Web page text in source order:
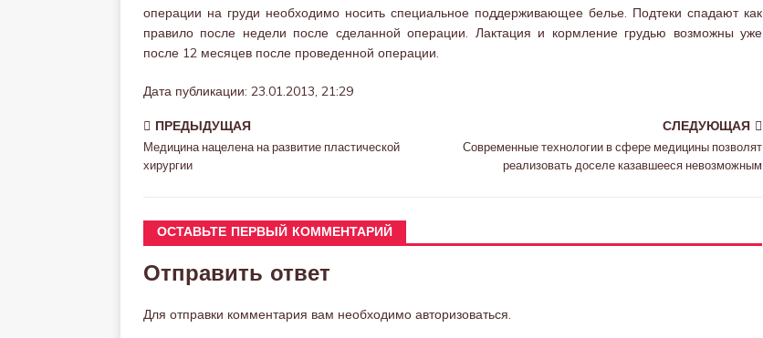
операции на груди необходимо носить специальное поддерживающее белье. Подтеки спадают как
правило после недели после сделанной операции. Лактация и кормление грудью возможны уже
после 12 месяцев после проведенной операции.
Дата публикации: 23.01.2013, 21:29
ПРЕДЫДУЩАЯ
Медицина нацелена на развитие пластической
хирургии
СЛЕДУЮЩАЯ
Современные технологии в сфере медицины позволят
реализовать доселе казавшееся невозможным
ОСТАВЬТЕ ПЕРВЫЙ КОММЕНТАРИЙ
Отправить ответ
Для отправки комментария вам необходимо авторизоваться.